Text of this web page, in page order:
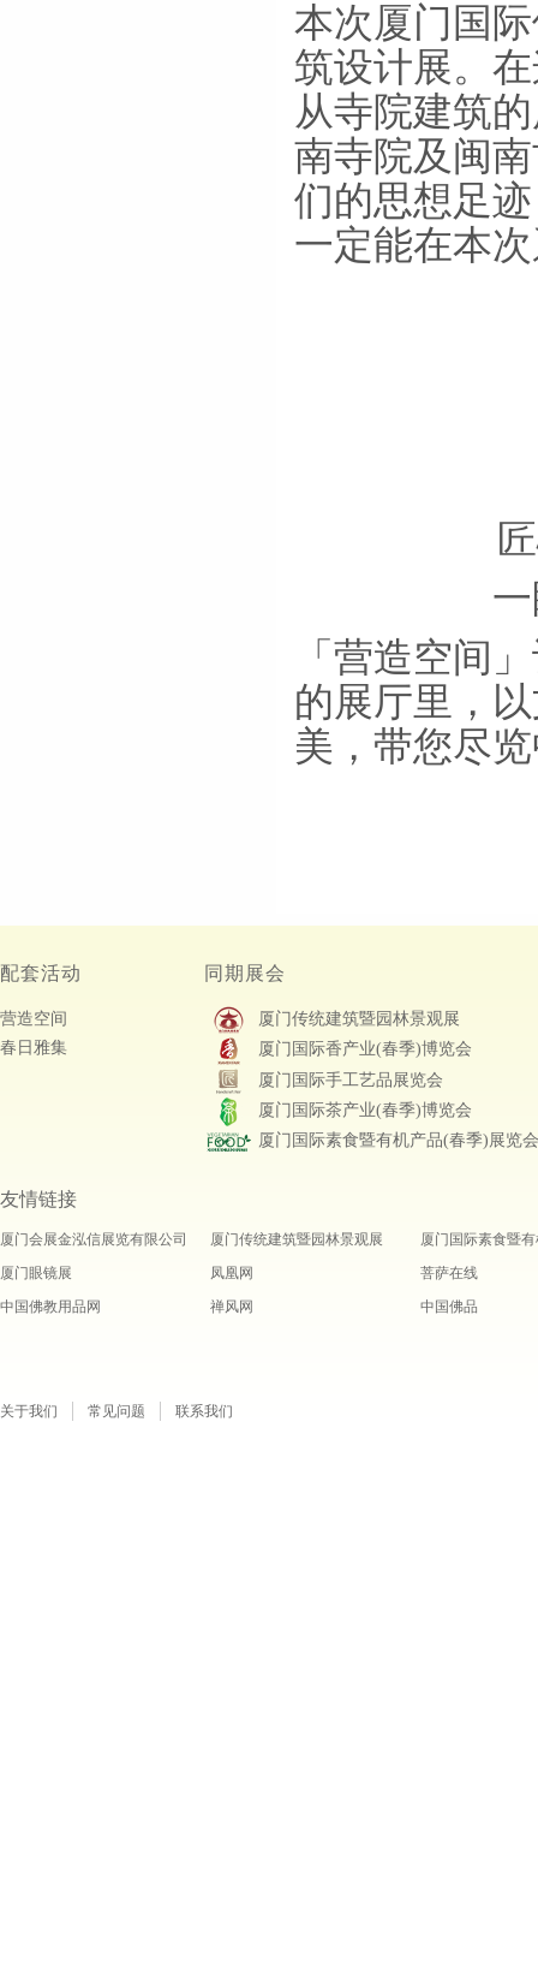
本次厦门国
筑设计展。
从寺院建筑
南寺院及闽
们的思想足
一定能在本
「营造空间
的展厅里，
美，带您尽
配套活动
营造空间
春日雅集
同期展会
厦门传统建筑暨园林景观展
厦门国际香产业(春季)博览会
厦门国际手工艺品展览会
厦门国际茶产业(春季)博览会
厦门国际素食暨有机产品(春季)展览会
友情链接
厦门会展金泓信展览有限公司 厦门传统建筑暨园林景观展
厦门国际素食暨
厦门眼镜展
凤凰网
菩萨在线
中国佛教用品网
禅风网 中国佛品
关于我们 常见问题 联系我们